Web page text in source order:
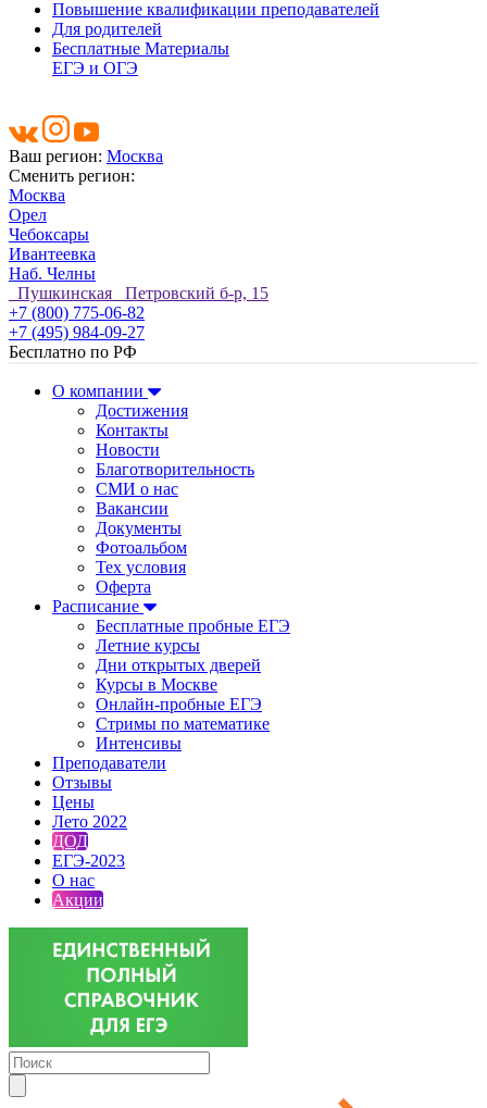
Повышение квалификации преподавателей
Для родителей
Бесплатные Материалы
ЕГЭ и ОГЭ
Ваш регион: Москва
Сменить регион:
Москва
Орел
Чебоксары
Ивантеевка
Наб. Челны
Пушкинская Петровский б-р, 15
+7 (800) 775-06-82
+7 (495) 984-09-27
Бесплатно по РФ
О компании
Достижения
Контакты
Новости
Благотворительность
СМИ о нас
Вакансии
Документы
Фотоальбом
Тех условия
Оферта
Расписание
Бесплатные пробные ЕГЭ
Летние курсы
Дни открытых дверей
Курсы в Москве
Онлайн-пробные ЕГЭ
Стримы по математике
Интенсивы
Преподаватели
Отзывы
Цены
Лето 2022
ДОД
ЕГЭ-2023
О нас
Акции